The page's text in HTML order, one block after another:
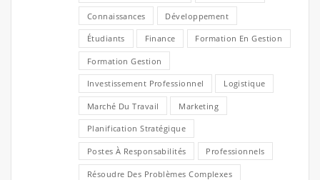
Connaissances Développement
Étudiants Finance Formation En Gestion
Formation Gestion
Investissement Professionnel Logistique
Marché Du Travail Marketing
Planification Stratégique
Postes À Responsabilités Professionnels
Résoudre Des Problèmes Complexes